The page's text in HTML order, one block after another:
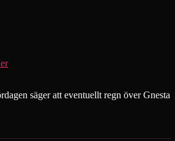
säger att eventuellt regn över Gnesta